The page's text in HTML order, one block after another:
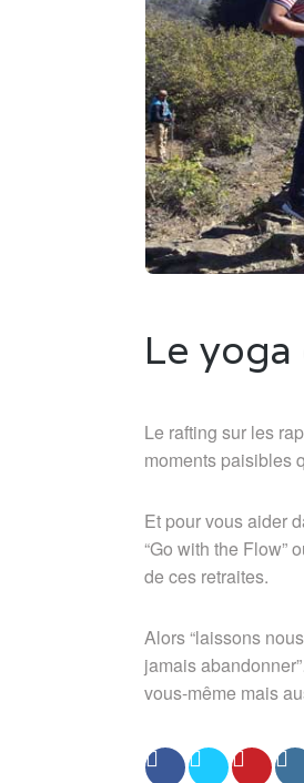
Le
Le rafting sur les
moments paisibles
Et pour vous aider
“Go with the Flow”
de ces retraites.
Alors “laissons
jamais
vous-même mais